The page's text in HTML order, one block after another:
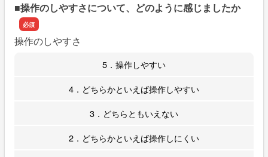
■操作のしやすさについて、どのように感じましたか
操作のしやすさ
5．操作しやすい
4．どちらかといえば操作しやすい
3．どちらともいえない
2．どちらかといえば操作しにくい